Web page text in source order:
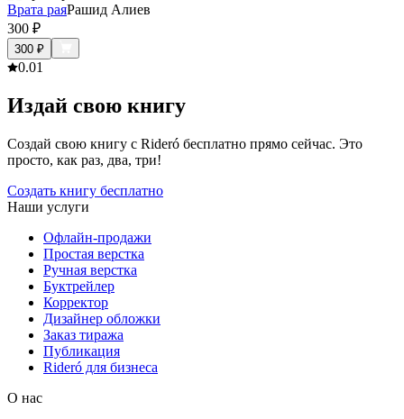
Врата раяРашид Алиев
300 ₽
300 ₽
0.01
Издай свою книгу
Создай свою книгу с Rideró бесплатно прямо сейчас. Это
просто, как раз, два, три!
Создать книгу бесплатно
Наши услуги
Офлайн-продажи
Простая верстка
Ручная верстка
Буктрейлер
Корректор
Дизайнер обложки
Заказ тиража
Публикация
Rideró для бизнеса
О нас